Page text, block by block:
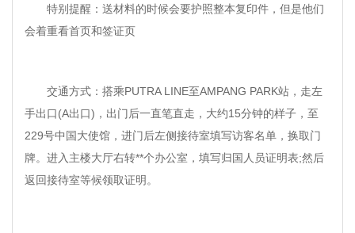
特别提醒：送材料的时候会要护照整本复印件，但是他们
会着重看首页和签证页
交通方式：搭乘PUTRA LINE至AMPANG PARK站，走左
手出口(A出口)，出门后一直笔直走，大约15分钟的样子，至
229号中国大使馆，进门后左侧接待室填写访客名单，换取门
牌。进入主楼大厅右转**个办公室，填写归国人员证明表;然后
返回接待室等候领取证明。